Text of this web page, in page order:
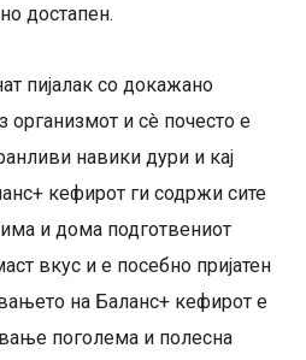
достапен.
пијалак со докажано
организмот и сè почесто е
навики дури и кај
кефирот ги содржи сите
и дома подготвениот
вкус и е посебно пријатен
на Баланс+ кефирот е
поголема и полесна